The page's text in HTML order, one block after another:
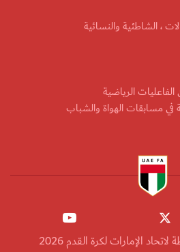
، الشاطئية والنسائية
الرياضية
في مسابقات الهواة والشباب
الإمارات لكرة القدم 2026